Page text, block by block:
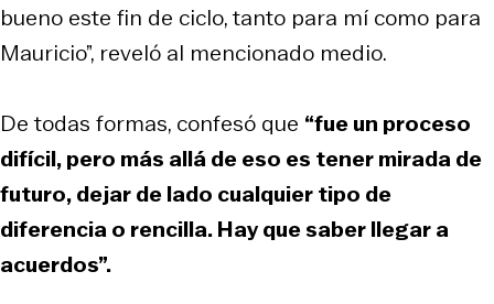
bueno este fin de ciclo, tanto para mí como para
Mauricio”, reveló al mencionado medio.
De todas formas, confesó que “fue un proceso
difícil, pero más allá de eso es tener mirada de
futuro, dejar de lado cualquier tipo de
diferencia o rencilla. Hay que saber llegar a
acuerdos”.